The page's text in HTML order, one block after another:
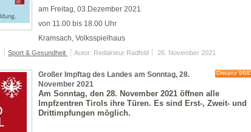
am Freitag, 03.Dezember 2021
von 11.00 bis 18.00 Uhr
Kramsach, Volksspielhaus
Sport & Gesundheit Autor: Redakteur Radfeld 26. November 2021
Großer Impftag des Landes am Sonntag, 28.
November 2021
Distanz
Am Sonntag, den 28. November 2021 öffnen alle
Impfzentren Tirols ihre Türen. Es sind Erst-, Zweit- und
Drittimpfungen möglich.